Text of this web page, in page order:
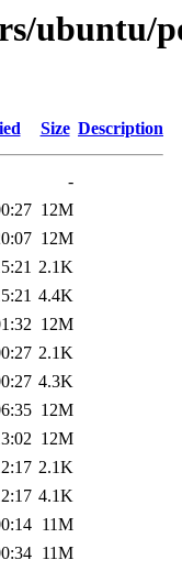
ubuntu/
Size Description
-
12M
12M
2.1K
4.4K
12M
2.1K
4.3K
12M
12M
2.1K
4.1K
11M
11M